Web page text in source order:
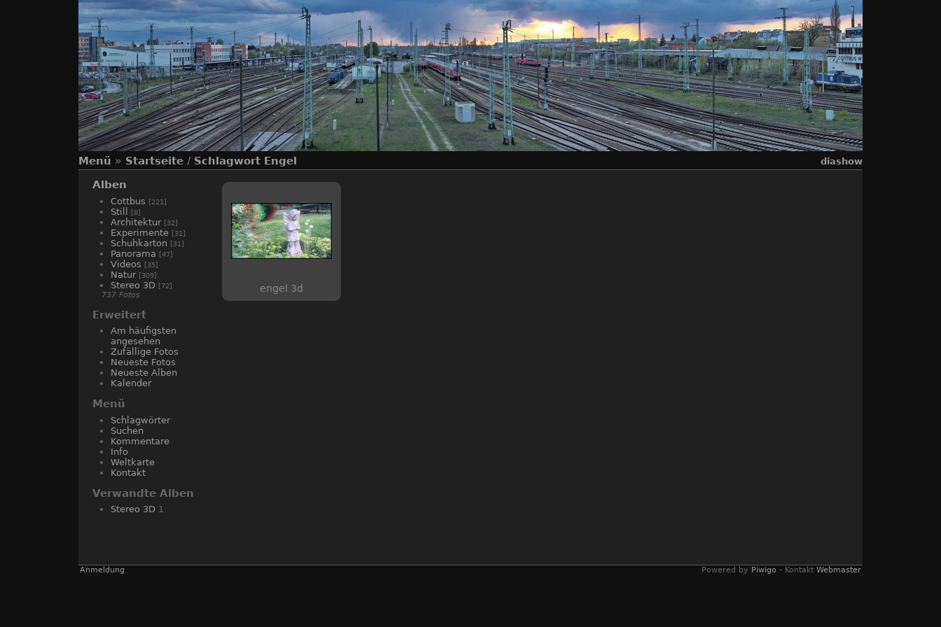
Menü » Startseite / Schlagwort Engel diashow
Alben
Cottbus [221]
Still [8]
Architektur [32]
Experimente [31]
Schuhkarton [31]
Panorama [47]
Videos [35]
Natur [309]
Stereo 3D [72]
737 Fotos
Erweitert
Am häufigsten
angesehen
Zufällige Fotos
Neueste Fotos
Neueste Alben
Kalender
Menü
Schlagwörter
Suchen
Kommentare
Info
Weltkarte
Kontakt
Verwandte Alben
Stereo 3D 1
engel 3d
Anmeldung Powered by Piwigo - Kontakt Webmaster